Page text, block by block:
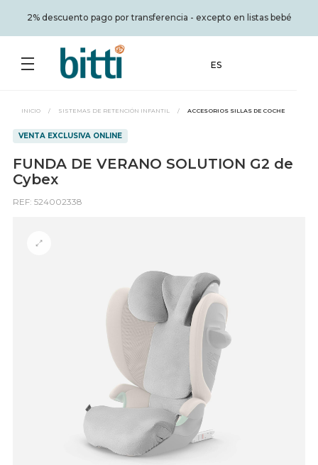
2% descuento pago por transferencia - excepto en listas bebé
ES
INICIO / SISTEMAS DE RETENCIÓN INFANTIL / ACCESORIOS SILLAS DE COCHE
VENTA EXCLUSIVA ONLINE
FUNDA DE VERANO SOLUTION G2 de
Cybex
REF: 524002338